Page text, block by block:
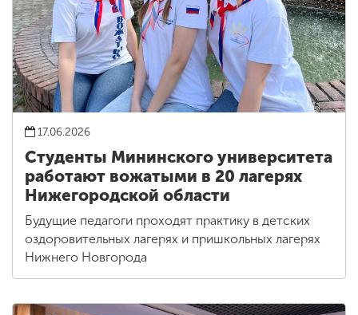
17.06.2026
Студенты Мининского университета
работают вожатыми в 20 лагерях
Нижегородской области
Будущие педагоги проходят практику в детских
оздоровительных лагерях и пришкольных лагерях
Нижнего Новгорода